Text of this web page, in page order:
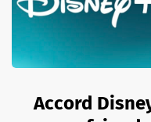
Accord